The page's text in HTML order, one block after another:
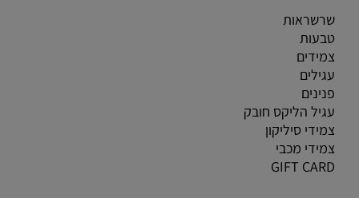
שרשראות
טבעות
צמידים
עגילים
פנינים
עגיל הליקס חובק
צמידי סיליקון
צמידי מכבי
GIFT CARD